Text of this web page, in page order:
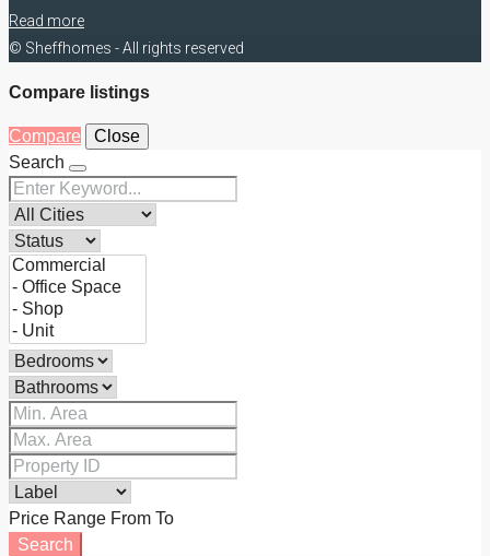
Read more
© Sheffhomes - All rights reserved
Compare listings
Compare
Close
Search
Price Range From To
Search